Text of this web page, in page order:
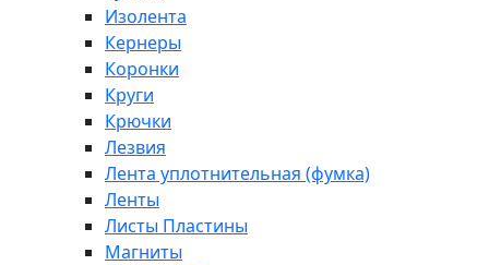
Изолента
Кернеры
Коронки
Круги
Крючки
Лезвия
Лента уплотнительная (фумка)
Ленты
Листы Пластины
Магниты